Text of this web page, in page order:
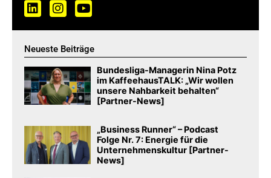
Neueste Beiträge
Bundesliga-Managerin Nina Potz
im KaffeehausTALK: „Wir wollen
unsere Nahbarkeit behalten“
[Partner-News]
„Business Runner“ – Podcast
Folge Nr. 7: Energie für die
Unternehmenskultur [Partner-
News]